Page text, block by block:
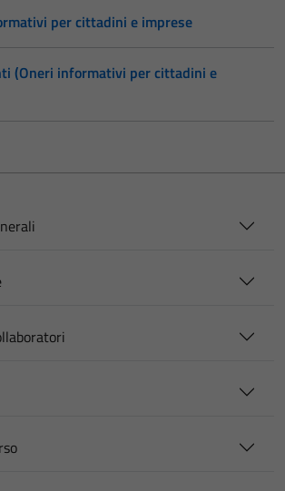
per cittadini e imprese
(Oneri informativi per cittadini e